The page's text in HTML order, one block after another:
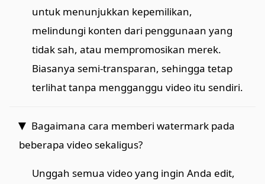
untuk menunjukkan kepemilikan,
melindungi konten dari penggunaan yang
tidak sah, atau mempromosikan merek.
Biasanya semi-transparan, sehingga tetap
terlihat tanpa mengganggu video itu sendiri.
Bagaimana cara memberi watermark pada
beberapa video sekaligus?
Unggah semua video yang ingin Anda edit,